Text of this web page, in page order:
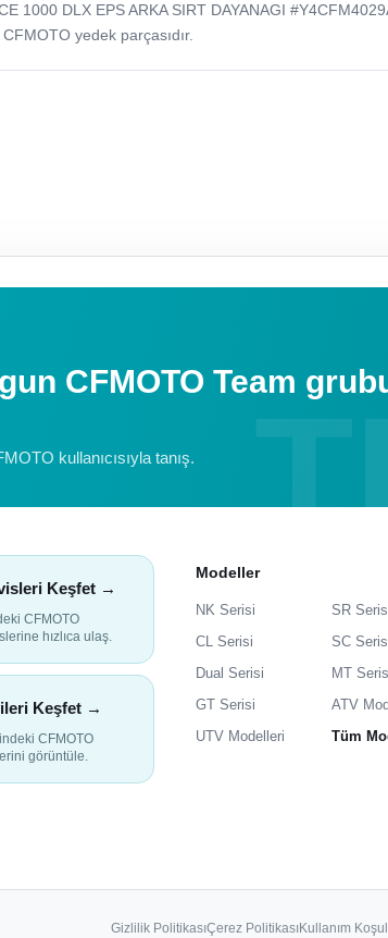
1000 DLX EPS ARKA SIRT DAYANAGI
yedek parçasıdır.
CFMOTO Team
kullanıcısıyla tanış.
Keşfet →
CFMOTO
hızlıca ulaş.
Keşfet →
CFMOTO
görüntüle.
Modeller
NK Serisi
SR
CL Serisi
SC
Dual Serisi
MT
GT Serisi
ATV
UTV Modelleri
Tüm
Gizlilik PolitikasıÇerez PolitikasıKullanım